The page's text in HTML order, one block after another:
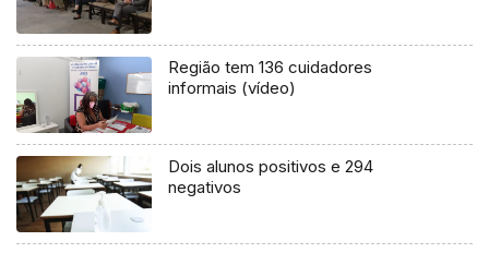
Região tem 136 cuidadores
informais (vídeo)
Dois alunos positivos e 294
negativos